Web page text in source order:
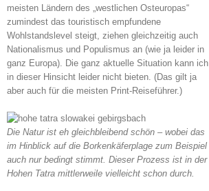
meisten Ländern des „westlichen Osteuropas“
zumindest das touristisch empfundene
Wohlstandslevel steigt, ziehen gleichzeitig auch
Nationalismus und Populismus an (wie ja leider in
ganz Europa). Die ganz aktuelle Situation kann ich
in dieser Hinsicht leider nicht bieten. (Das gilt ja
aber auch für die meisten Print-Reiseführer.)
Die Natur ist eh gleichbleibend schön – wobei das
im Hinblick auf die Borkenkäferplage zum Beispiel
auch nur bedingt stimmt. Dieser Prozess ist in der
Hohen Tatra mittlerweile vielleicht schon durch.